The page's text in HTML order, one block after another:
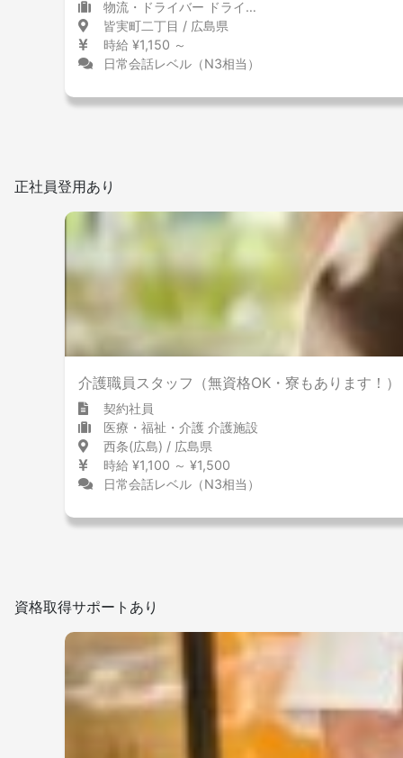
物流・ドライバー ドライバー
皆実町二丁目 / 広島県
時給 ¥1,150 ～
日常会話レベル（N3相当）
正社員登用あり
介護職員スタッフ（無資格OK・寮もあります！）
契約社員
医療・福祉・介護 介護施設
西条(広島) / 広島県
時給 ¥1,100 ～ ¥1,500
日常会話レベル（N3相当）
資格取得サポートあり